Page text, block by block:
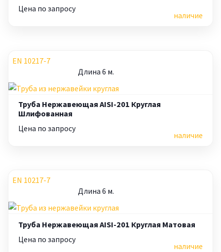
Цена по запросу
наличие
EN 10217-7
Длина 6 м.
Труба Нержавеющая AISI-201 Круглая
Шлифованная
Цена по запросу
наличие
EN 10217-7
Длина 6 м.
Труба Нержавеющая AISI-201 Круглая Матовая
Цена по запросу
наличие